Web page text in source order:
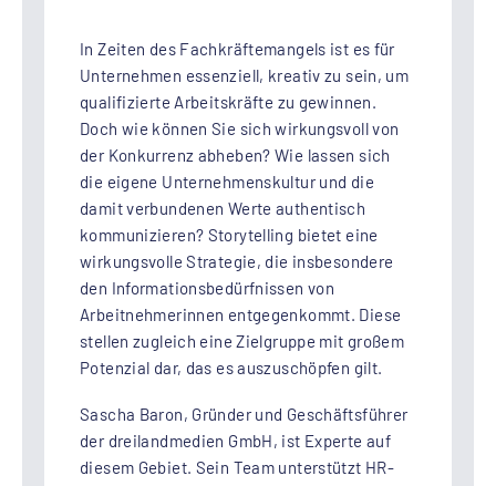
In Zeiten des Fachkräftemangels ist es für
Unternehmen essenziell, kreativ zu sein, um
qualifizierte Arbeitskräfte zu gewinnen.
Doch wie können Sie sich wirkungsvoll von
der Konkurrenz abheben? Wie lassen sich
die eigene Unternehmenskultur und die
damit verbundenen Werte authentisch
kommunizieren? Storytelling bietet eine
wirkungsvolle Strategie, die insbesondere
den Informationsbedürfnissen von
Arbeitnehmerinnen entgegenkommt. Diese
stellen zugleich eine Zielgruppe mit großem
Potenzial dar, das es auszuschöpfen gilt.
Sascha Baron, Gründer und Geschäftsführer
der dreilandmedien GmbH, ist Experte auf
diesem Gebiet. Sein Team unterstützt HR-